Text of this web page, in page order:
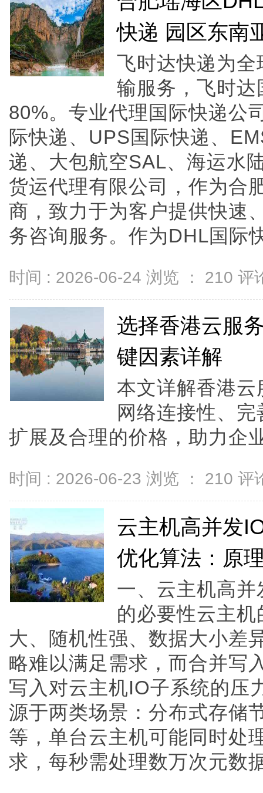
快递 园区东南
飞时达快递为
输服务，飞时
80%。专业代理国际快递公
际快递、UPS国际快递、
递、大包航空SAL、海运水
货运代理有限公司，作为合
商，致力于为客户提供快速
务咨询服务。作为DHL国际
时间 : 2026-06-24 浏览 ： 210 评
选择香港云服
键因素详解
本文详解香港
网络连接性、
扩展及合理的价格，助力企
时间 : 2026-06-23 浏览 ： 210 评
云主机高并发
优化算法：原
一、云主机高
的必要性云主
大、随机性强、数据大小差
略难以满足需求，而合并写
写入对云主机IO子系统的压
源于两类场景：分布式存储
等，单台云主机可能同时处
求，每秒需处理数万次元数